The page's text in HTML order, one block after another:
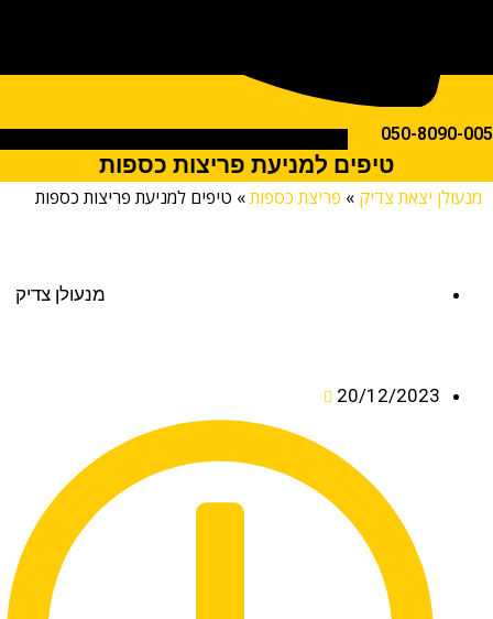
050-
טיפים למניעת פריצות כספות
יצאת צדיק »פריצת כספות»טיפים למניעת פריצות כספות
מנעולן צדיק
20/12/2023